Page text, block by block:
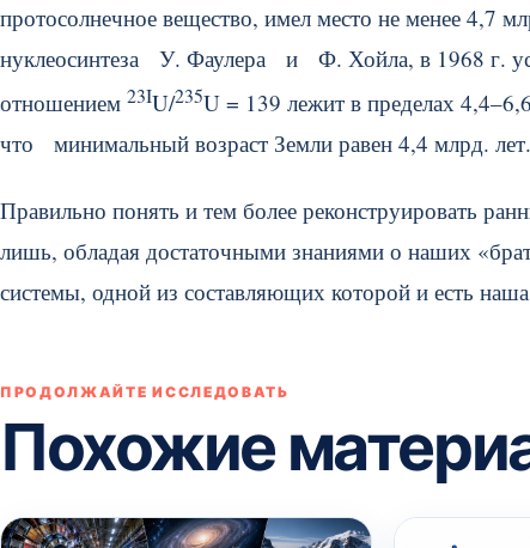
протосолнечное вещество, имел место не менее 4,7
нуклеосинтеза У. Фаулера и Ф. Хойла, в 1968 г.
отношением 23IU/235U = 139 лежит в пределах
что минимальный возраст Земли равен 4,4 млрд. лет.
Правильно понять и тем более реконструировать
лишь, обладая достаточными знаниями о наших
системы, одной из составляющих которой и есть наша
ПРОДОЛЖАЙТЕ ИССЛЕДОВАТЬ
Похожие